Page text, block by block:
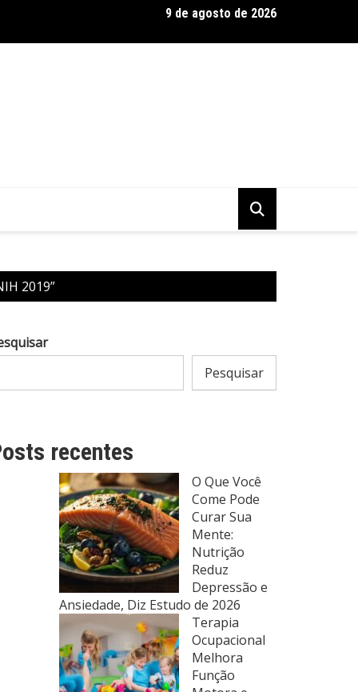
em Plantas: Qualidade Importa Mais Que Quantidade,
9 de agosto de 2026
2019”
Pesquisar
recentes
O Que Você
Come Pode
Curar Sua
Mente:
Nutrição
Reduz
Depressão e
Ansiedade, Diz Estudo de 2026
Terapia
Ocupacional
Melhora
Função